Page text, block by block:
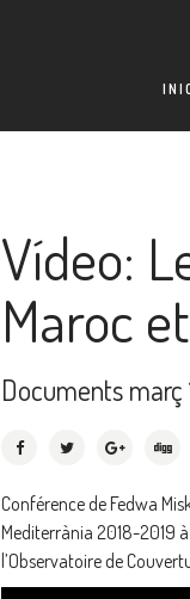
Vídeo:
Maroc
Documentsmarç
Conférence de Fedwa
Mediterrània 2018-2019
l’Observatoire de